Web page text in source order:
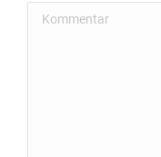
Kommentar